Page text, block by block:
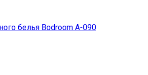
белья Bodroom A-090